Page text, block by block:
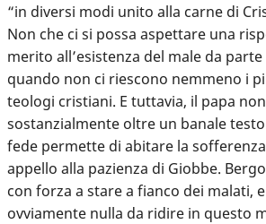
“in diversi modi unito alla carne di
Non che ci si possa aspettare una
merito all’esistenza del male da parte
quando non ci riescono nemmeno i
teologi cristiani. E tuttavia, il papa
sostanzialmente oltre un banale
fede permette di abitare la
appello alla pazienza di Giobbe.
con forza a stare a fianco dei malati, e
ovviamente nulla da ridire in questo